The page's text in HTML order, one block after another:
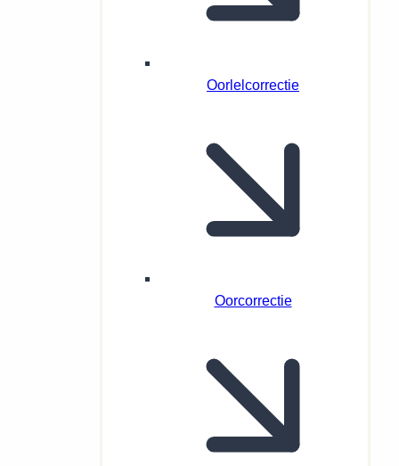
Oorlelcorrectie
Oorcorrectie